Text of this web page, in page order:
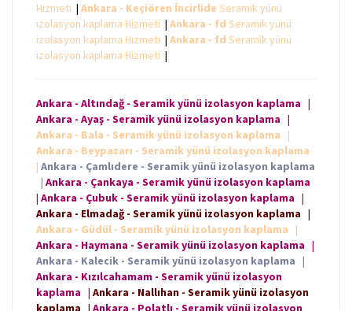
Hizmeti | Ankara - Keçiören İncirlide Seramik yünü
izolasyon kaplama Hizmeti | Ankara - fd Seramik yünü
izolasyon kaplama Hizmeti | Ankara - fd Seramik yünü
izolasyon kaplama Hizmeti |
Ankara - Altındağ - Seramik yünü izolasyon kaplama |
Ankara - Ayaş - Seramik yünü izolasyon kaplama |
Ankara - Bala - Seramik yünü izolasyon kaplama |
Ankara - Beypazarı - Seramik yünü izolasyon kaplama
| Ankara - Çamlıdere - Seramik yünü izolasyon kaplama
| Ankara - Çankaya - Seramik yünü izolasyon kaplama
| Ankara - Çubuk - Seramik yünü izolasyon kaplama |
Ankara - Elmadağ - Seramik yünü izolasyon kaplama |
Ankara - Güdül - Seramik yünü izolasyon kaplama |
Ankara - Haymana - Seramik yünü izolasyon kaplama |
Ankara - Kalecik - Seramik yünü izolasyon kaplama |
Ankara - Kızılcahamam - Seramik yünü izolasyon
kaplama | Ankara - Nallıhan - Seramik yünü izolasyon
kaplama | Ankara - Polatlı - Seramik yünü izolasyon